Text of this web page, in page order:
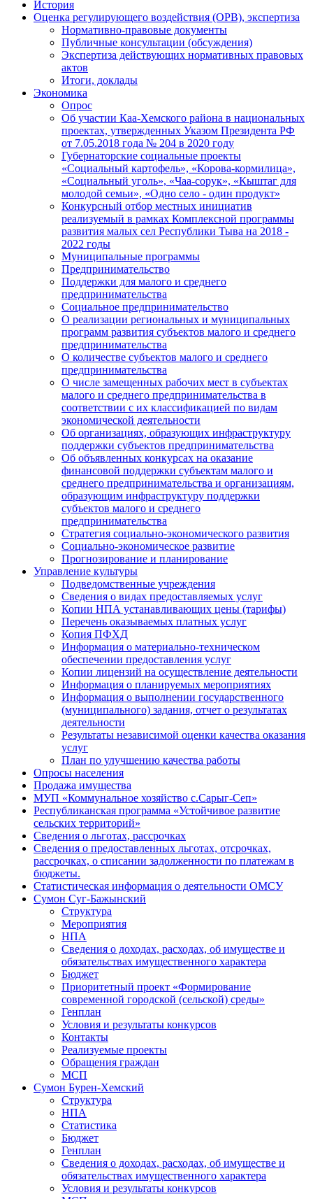
История
Оценка регулирующего воздействия (ОРВ), экспертиза
Нормативно-правовые документы
Публичные консультации (обсуждения)
Экспертиза действующих нормативных правовых
актов
Итоги, доклады
Экономика
Опрос
Об участии Каа-Хемского района в национальных
проектах, утвержденных Указом Президента РФ
от 7.05.2018 года № 204 в 2020 году
Губернаторские социальные проекты
«Социальный картофель», «Корова-кормилица»,
«Социальный уголь», «Чаа-сорук», «Кыштаг для
молодой семьи», «Одно село - один продукт»
Конкурсный отбор местных инициатив
реализуемый в рамках Комплексной программы
развития малых сел Республики Тыва на 2018 -
2022 годы
Муниципальные программы
Предпринимательство
Поддержки для малого и среднего
предпринимательства
Социальное предпринимательство
О реализации региональных и муниципальных
программ развития субъектов малого и среднего
предпринимательства
О количестве субъектов малого и среднего
предпринимательства
О числе замещенных рабочих мест в субъектах
малого и среднего предпринимательства в
соответствии с их классификацией по видам
экономической деятельности
Об организациях, образующих инфраструктуру
поддержки субъектов предпринимательства
Об объявленных конкурсах на оказание
финансовой поддержки субъектам малого и
среднего предпринимательства и организациям,
образующим инфраструктуру поддержки
субъектов малого и среднего
предпринимательства
Стратегия социально-экономического развития
Социально-экономическое развитие
Прогнозирование и планирование
Управление культуры
Подведомственные учреждения
Сведения о видах предоставляемых услуг
Копии НПА устанавливающих цены (тарифы)
Перечень оказываемых платных услуг
Копия ПФХД
Информация о материально-техническом
обеспечении предоставления услуг
Копии лицензий на осуществление деятельности
Информация о планируемых мероприятиях
Информация о выполнении государственного
(муниципального) задания, отчет о результатах
деятельности
Результаты независимой оценки качества оказания
услуг
План по улучшению качества работы
Опросы населения
Продажа имущества
МУП «Коммунальное хозяйство с.Сарыг-Сеп»
Республиканская программа «Устойчивое развитие
сельских территорий»
Сведения о льготах, рассрочках
Сведения о предоставленных льготах, отсрочках,
рассрочках, о списании задолженности по платежам в
бюджеты.
Статистическая информация о деятельности ОМСУ
Сумон Суг-Бажынский
Структура
Мероприятия
НПА
Сведения о доходах, расходах, об имуществе и
обязательствах имущественного характера
Бюджет
Приоритетный проект «Формирование
современной городской (сельской) среды»
Генплан
Условия и результаты конкурсов
Контакты
Реализуемые проекты
Обращения граждан
МСП
Сумон Бурен-Хемский
Структура
НПА
Статистика
Бюджет
Генплан
Сведения о доходах, расходах, об имуществе и
обязательствах имущественного характера
Условия и результаты конкурсов